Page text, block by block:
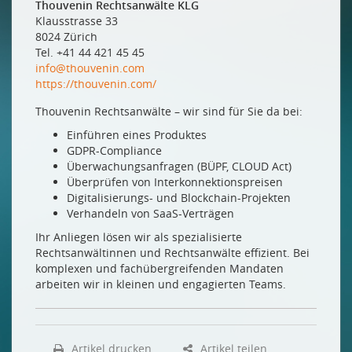
Die Netzwerkerin
Die Diversitätsmanagerin
Die TecLady
UND ES GIBT SIE DOCH!
Kein Mangel an talentierten Frauen
NEUE MITGLIEDER
bbv Software Services AG
DANET Oberwallis AG
die werke versorgung wallisellen ag
ftth fr AG
Gemeindebetriebe Muri
Hivemind AG
Red Hat Switzerland
St. Gallisch Appenzellische Kraftwerke AG
Thouvenin Rechtsanwälte KLG
Klausstrasse 33
8024 Zürich
Tel. +41 44 421 45 45
info@thouvenin.com
https://thouvenin.com/
Thouvenin Rechtsanwälte – wir sind für Sie da bei:
Einführen eines Produktes
GDPR-Compliance
Überwachungsanfragen (BÜPF, CLOUD Act)
Überprüfen von Interkonnektionspreisen
Digitalisierungs- und Blockchain-Projekten
Verhandeln von SaaS-Verträgen
Ihr Anliegen lösen wir als spezialisierte
Rechtsanwältinnen und Rechtsanwälte effizient. Bei
komplexen und fachübergreifenden Mandaten
arbeiten wir in kleinen und engagierten Teams.
Artikel drucken Artikel teilen